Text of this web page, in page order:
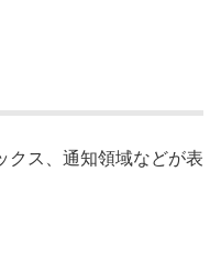
クス、通知領域などが表